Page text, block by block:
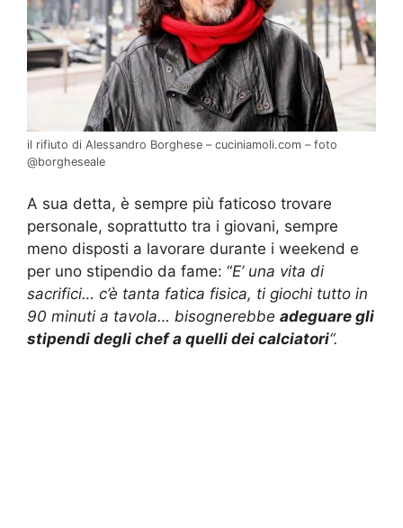
il rifiuto di Alessandro Borghese – cuciniamoli.com – foto
@borgheseale
A sua detta, è sempre più faticoso trovare
personale, soprattutto tra i giovani, sempre
meno disposti a lavorare durante i weekend e
per uno stipendio da fame: “E’ una vita di
sacrifici… c’è tanta fatica fisica, ti giochi tutto in
90 minuti a tavola… bisognerebbe adeguare gli
stipendi degli chef a quelli dei calciatori“.